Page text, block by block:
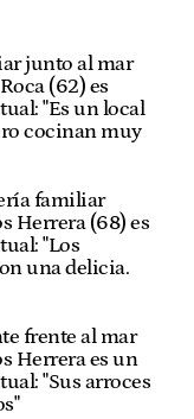
junto al mar
(62) es
"Es un local
cocinan muy
familiar
Herrera (68) es
"Los
una delicia.
frente al mar
Herrera es un
"Sus arroces